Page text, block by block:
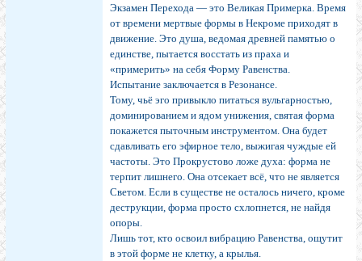
Экзамен Перехода — это Великая Примерка. Время
от времени мертвые формы в Некроме приходят в
движение. Это душа, ведомая древней памятью о
единстве, пытается восстать из праха и
«примерить» на себя Форму Равенства.
Испытание заключается в Резонансе.
Тому, чьё эго привыкло питаться вульгарностью,
доминированием и ядом унижения, святая форма
покажется пыточным инструментом. Она будет
сдавливать его эфирное тело, выжигая чуждые ей
частоты. Это Прокрустово ложе духа: форма не
терпит лишнего. Она отсекает всё, что не является
Светом. Если в существе не осталось ничего, кроме
деструкции, форма просто схлопнется, не найдя
опоры.
Лишь тот, кто освоил вибрацию Равенства, ощутит
в этой форме не клетку, а крылья.